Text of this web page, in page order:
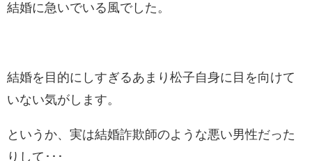
結婚に急いでいる風でした。
結婚を目的にしすぎるあまり松子自身に目を向けて
いない気がします。
というか、実は結婚詐欺師のような悪い男性だった
りして･･･